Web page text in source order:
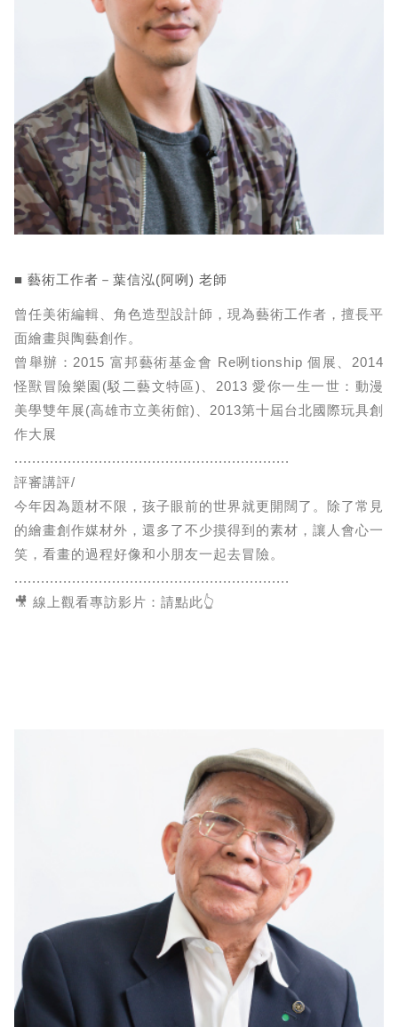
■ 藝術工作者－葉信泓(阿咧) 老師
曾任美術編輯、角色造型設計師，現為藝術工作者，擅長平
面繪畫與陶藝創作。
曾舉辦：2015 富邦藝術基金會 Re咧tionship 個展、2014
怪獸冒險樂園(駁二藝文特區)、2013 愛你一生一世：動漫
美學雙年展(高雄市立美術館)、2013第十屆台北國際玩具創
作大展
..............................................................
評審講評/
今年因為題材不限，孩子眼前的世界就更開闊了。除了常見
的繪畫創作媒材外，還多了不少摸得到的素材，讓人會心一
笑，看畫的過程好像和小朋友一起去冒險。
..............................................................
🎥 線上觀看專訪影片：請點此👆